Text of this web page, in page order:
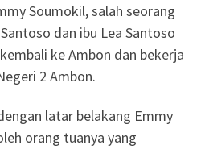
Soumokil, salah seorang
dan ibu Lea Santoso
ke Ambon dan bekerja
2 Ambon.
latar belakang Emmy
orang tuanya yang